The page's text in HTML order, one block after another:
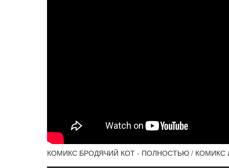
КОМИКС БРОДЯЧИЙ КОТ - ПОЛНОСТЬЮ / КОМИКС